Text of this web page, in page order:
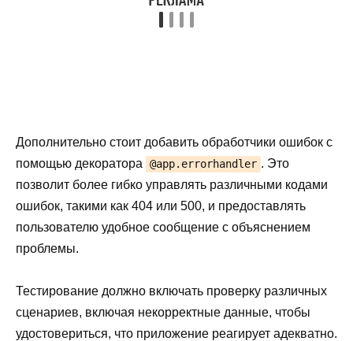
Дополнительно стоит добавить обработчики ошибок с
помощью декоратора
@app.errorhandler . Это
позволит более гибко управлять различными кодами
ошибок, такими как 404 или 500, и предоставлять
пользователю удобное сообщение с объяснением
проблемы.
Тестирование должно включать проверку различных
сценариев, включая некорректные данные, чтобы
удостовериться, что приложение реагирует адекватно.